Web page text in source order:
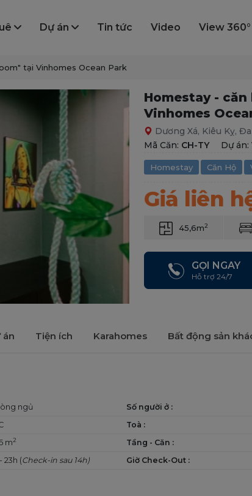
Dự án Tin tức Video View 360°
tại Vinhomes Ocean Park
Homestay -
Vinhomes
Dương Xá, Kiêu Kỵ,
Mã Căn: CH-TY Dự án:
Homestay Căn Hộ
Giá liên
45,6m2
GỌI NGAY
Hỗ trợ 24/7
án Tiện ích Karahomes Bất động sản
ngủ Số người ở :
Toà :
m2
Tầng - Căn :
23h (Check-in sau 14h) Giờ Check-Out :